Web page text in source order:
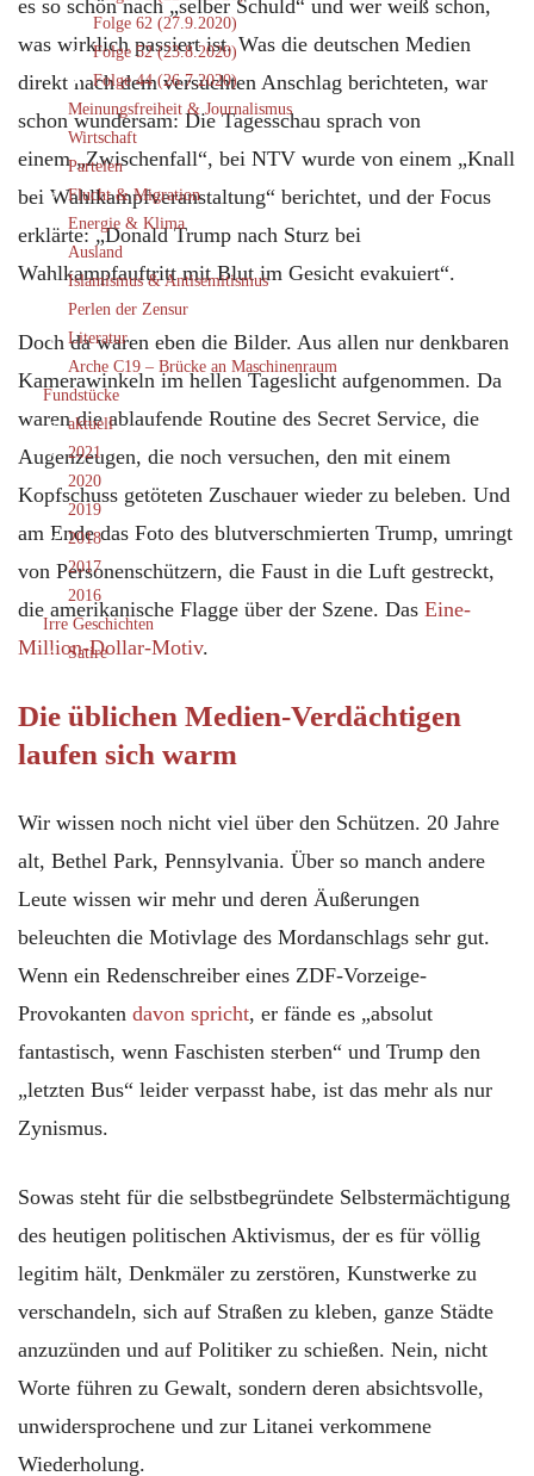
Folge 62 (27.9.2020)
Folge 52 (23.8.2020)
Folge 44 (26.7.2020)
Meinungsfreiheit & Journalismus
Wirtschaft
Parteien
Flucht & Migration
Energie & Klima
Ausland
Islamismus & Antisemitismus
Perlen der Zensur
Literatur
Arche C19 – Brücke an Maschinenraum
Fundstücke
aktuell
2021
2020
2019
2018
2017
2016
Irre Geschichten
Satire
es so schön nach „selber Schuld“ und wer weiß schon,
was wirklich passiert ist. Was die deutschen Medien
direkt nach dem versuchten Anschlag berichteten, war
schon wundersam: Die Tagesschau sprach von
einem „Zwischenfall“, bei NTV wurde von einem „Knall
bei Wahlkampfveranstaltung“ berichtet, und der Focus
erklärte: „Donald Trump nach Sturz bei
Wahlkampfauftritt mit Blut im Gesicht evakuiert“.
Doch da waren eben die Bilder. Aus allen nur denkbaren
Kamerawinkeln im hellen Tageslicht aufgenommen. Da
waren die ablaufende Routine des Secret Service, die
Augenzeugen, die noch versuchen, den mit einem
Kopfschuss getöteten Zuschauer wieder zu beleben. Und
am Ende das Foto des blutverschmierten Trump, umringt
von Personenschützern, die Faust in die Luft gestreckt,
die amerikanische Flagge über der Szene. Das Eine-
Million-Dollar-Motiv.
Die üblichen Medien-Verdächtigen
laufen sich warm
Wir wissen noch nicht viel über den Schützen. 20 Jahre
alt, Bethel Park, Pennsylvania. Über so manch andere
Leute wissen wir mehr und deren Äußerungen
beleuchten die Motivlage des Mordanschlags sehr gut.
Wenn ein Redenschreiber eines ZDF-Vorzeige-
Provokanten davon spricht, er fände es „absolut
fantastisch, wenn Faschisten sterben“ und Trump den
„letzten Bus“ leider verpasst habe, ist das mehr als nur
Zynismus.
Sowas steht für die selbstbegründete Selbstermächtigung
des heutigen politischen Aktivismus, der es für völlig
legitim hält, Denkmäler zu zerstören, Kunstwerke zu
verschandeln, sich auf Straßen zu kleben, ganze Städte
anzuzünden und auf Politiker zu schießen. Nein, nicht
Worte führen zu Gewalt, sondern deren absichtsvolle,
unwidersprochene und zur Litanei verkommene
Wiederholung.